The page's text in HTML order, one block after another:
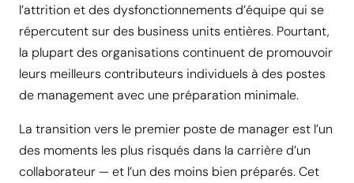
l’attrition et des dysfonctionnements d’équipe qui se
répercutent sur des business units entières. Pourtant,
la plupart des organisations continuent de promouvoir
leurs meilleurs contributeurs individuels à des postes
de management avec une préparation minimale.
La transition vers le premier poste de manager est l’un
des moments les plus risqués dans la carrière d’un
collaborateur — et l’un des moins bien préparés. Cet